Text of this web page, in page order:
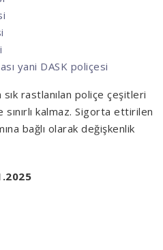
yani DASK poliçesi
rastlanılan poliçe çeşitleri
kalmaz. Sigorta ettirilen
bağlı olarak değişkenlik